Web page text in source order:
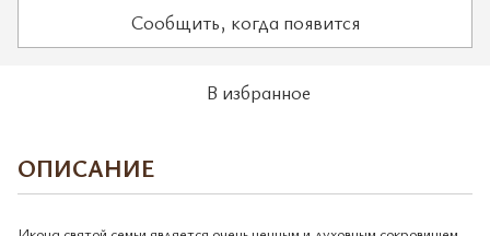
Сообщить, когда появится
В избранное
ОПИСАНИЕ